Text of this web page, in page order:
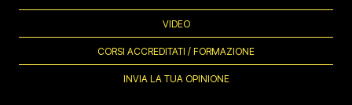
VIDEO
CORSI ACCREDITATI / FORMAZIONE
INVIA LA TUA OPINIONE